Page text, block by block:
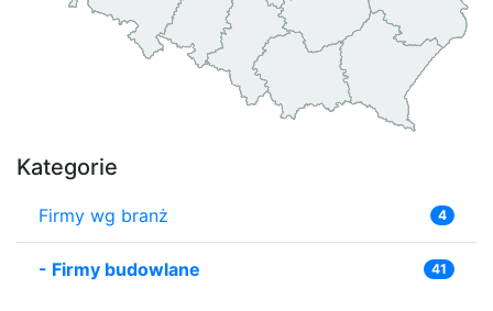
Kategorie
Firmy wg branż 4
- Firmy budowlane 41